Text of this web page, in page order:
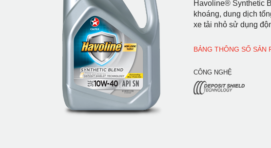
Havoline® Synthetic
khoáng, dung dịch
xe tải nhỏ sử dụng
BẢNG THÔNG SỐ SẢN
CÔNG NGHỆ